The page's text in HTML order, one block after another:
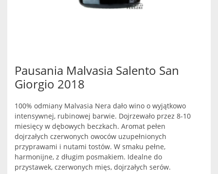
Pausania Malvasia Salento San
Giorgio 2018
100% odmiany Malvasia Nera dało wino o wyjątkowo
intensywnej, rubinowej barwie. Dojrzewało przez 8-10
miesięcy w dębowych beczkach. Aromat pełen
dojrzałych czerwonych owoców uzupełnionych
przyprawami i nutami tostów. W smaku pełne,
harmonijne, z długim posmakiem. Idealne do
przystawek, czerwonych mięs, dojrzałych serów.